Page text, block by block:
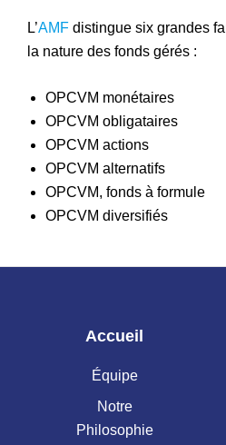
L’AMF distingue six grandes
la nature des fonds gérés :
OPCVM monétaires
OPCVM obligataires
OPCVM actions
OPCVM alternatifs
OPCVM, fonds à formule
OPCVM diversifiés
Accueil
Équipe
Notre
Philosophie